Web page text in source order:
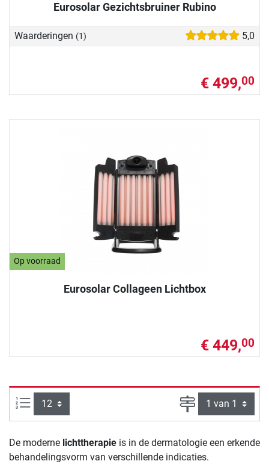
Eurosolar Gezichtsbruiner Rubino
Waarderingen (1) 5,0
€ 499,00
Op voorraad
Eurosolar Collageen Lichtbox
€ 449,00
Artikelen per pagina: Pagina
De moderne lichttherapie is in de dermatologie een erkende
behandelingsvorm van verschillende indicaties.